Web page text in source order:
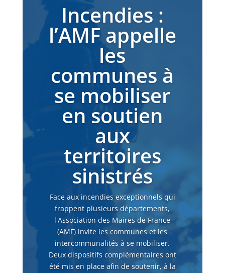
Incendies :
l’AMF appelle
les
communes à
se mobiliser
en soutien
aux
territoires
sinistrés
Face aux incendies exceptionnels qui
frappent plusieurs départements,
l'Association des Maires de France
(AMF) invite les communes et les
intercommunalités à se mobiliser.
Deux dispositifs complémentaires ont
été mis en place afin de soutenir, à la